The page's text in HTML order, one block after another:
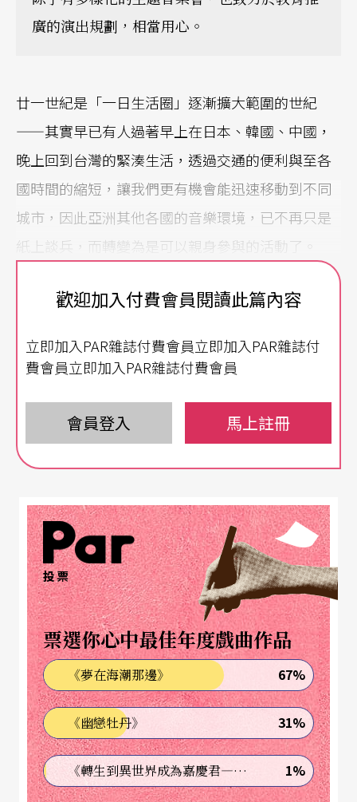
廣的演出規劃，相當用心。
廿一世紀是「一日生活圈」逐漸擴大範圍的世紀
——其實早已有人過著早上在日本、韓國、中國，
晚上回到台灣的緊湊生活，透過交通的便利與至各
國時間的縮短，讓我們更有機會能迅速移動到不同
城市，因此亞洲其他各國的音樂環境，已不再只是
紙上談兵，而轉變為是可以親身參與的活動了。
中國：自信傲人，名團紛至
二○一四年九月八日，中國上海交響樂團舉辦盛大
的慶祝音樂會，標題是：「上海交響樂團音樂廳開
樂廳與樂團都已成立一百卅五年，確實值得紀念；
配合這麼長的音樂會名稱，其實某方面來說，正突
這場音樂會由聲勢如日中天的指揮家余隆擔任，獨
奏家則請到郎朗與凡格羅夫（Maxim Vengerov），
曲目包含譽滿全球的陳鋼、何占豪小提琴協奏曲
《梁祝》與郎朗拿手的柴科夫斯基《降B大調第一號
鋼琴協奏曲》，讓這場雙重慶典音樂會備受各界期
待。而上交開季的驚喜還不止於此，十天之後，近
年來屢獲全球年度音樂會數量冠軍的委內瑞拉籍明
星指揮杜達美（Gustavo Dudamel）又將率維也納
愛樂來訪，可說是熱鬧非凡的樂季開場月。今年八
月份杜達美才剛與維也納愛樂於薩爾茲堡音樂節合
歡迎加入付費會員閱讀此篇內容
立即加入PAR雜誌付費會員立即加入PAR雜誌付
費會員立即加入PAR雜誌付費會員
會員登入 馬上註冊
投票
票選你心中最佳年度戲曲作品
《夢在海潮那邊》 67%
《幽戀牡丹》 31%
《轉生到異世界成為嘉慶君—發現我的祖先是詐騙集團!?》 1%